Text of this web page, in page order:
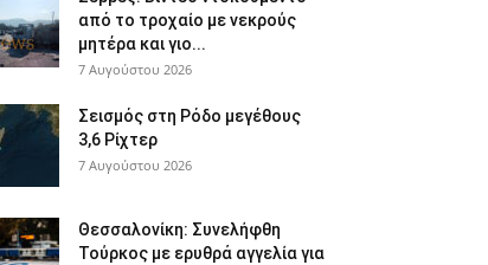
από το τροχαίο με νεκρούς
μητέρα και γιο...
7 Αυγούστου 2026
Σεισμός στη Ρόδο μεγέθους
3,6 Ρίχτερ
7 Αυγούστου 2026
Θεσσαλονίκη: Συνελήφθη
Τούρκος με ερυθρά αγγελία για